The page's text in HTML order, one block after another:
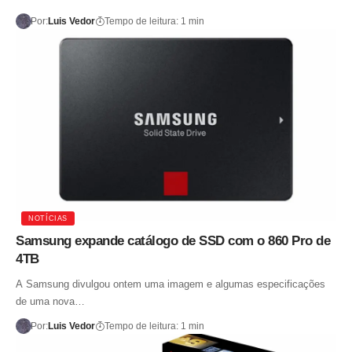
Por:Luis Vedor Tempo de leitura: 1 min
NOTÍCIAS
Samsung expande catálogo de SSD com o 860 Pro de
4TB
A Samsung divulgou ontem uma imagem e algumas especificações
de uma nova…
Por:Luis Vedor Tempo de leitura: 1 min